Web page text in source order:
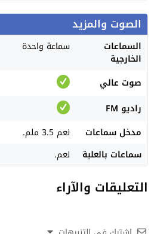
الصوت والمزيد
السماعات
الخارجية
سماعة واحدة
صوت عالي
راديو FM
مدخل سماعات
نعم 3.5 ملم.
سماعات بالعلبة
نعم.
التعليقات والآراء